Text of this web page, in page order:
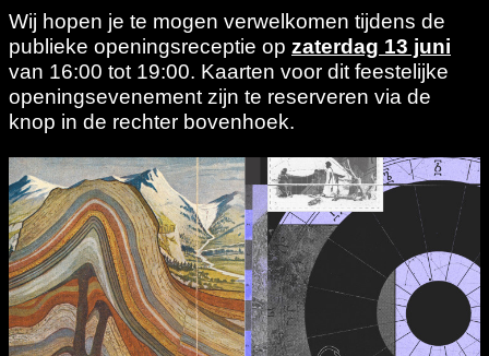
Wij hopen je te mogen verwelkomen tijdens de
publieke openingsreceptie op zaterdag 13 juni
van 16:00 tot 19:00. Kaarten voor dit feestelijke
openingsevenement zijn te reserveren via de
knop in de rechter bovenhoek.